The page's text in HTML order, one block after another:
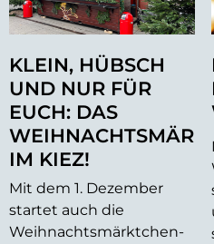
KLEIN, HÜBSCH
UND NUR FÜR
EUCH: DAS
IM KIEZ!
Mit dem 1. Dezember
startet auch die
Weihnachtsmärktchen-